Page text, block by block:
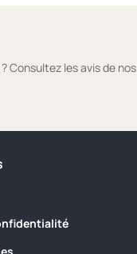
Consultez les avis de nos